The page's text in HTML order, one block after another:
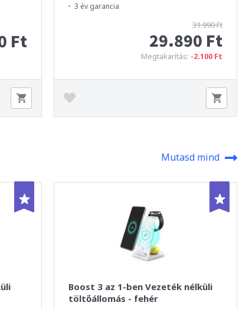
Ft
3 év garancia
31.990 Ft
29.890 Ft
Megtakarítás: -2.100 Ft
Mutasd mind
Boost 3 az 1-ben Vezeték nélküli
töltőállomás - fehér